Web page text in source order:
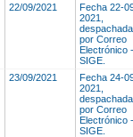
22/09/2021
Fecha 22-
2021,
despachada
por Correo
Electrónico -
SIGE.
23/09/2021
Fecha 24-
2021,
despachada
por Correo
Electrónico -
SIGE.